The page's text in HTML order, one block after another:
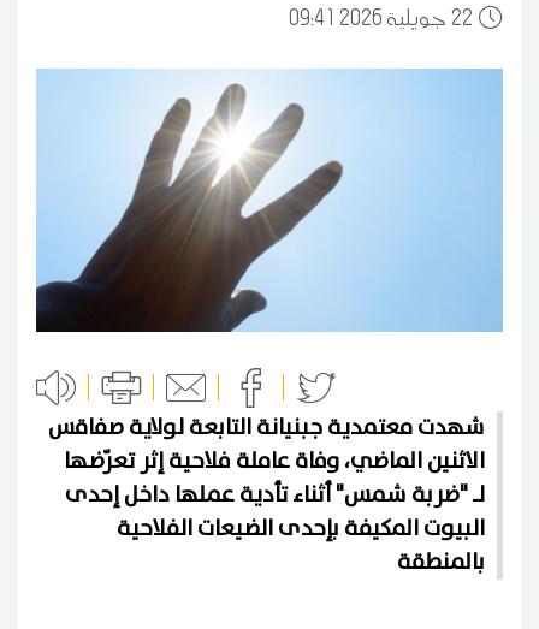
22 09:41 2026 جويلية
شهدت معتمدية جبنيانة التابعة لولاية صفاقس
الاثنين الماضي، وفاة عاملة فلاحية إثر تعرّضها
لـ "ضربة شمس" أثناء تأدية عملها داخل إحدى
البيوت المكيفة بإحدى الضيعات الفلاحية
بالمنطقة